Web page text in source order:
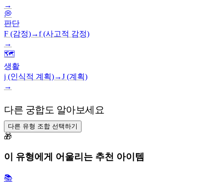
→
💭
판단
F (감정)→f (사고적 감정)
→
🗺️
생활
j (인식적 계획)→J (계획)
→
다른 궁합도 알아보세요
다른 유형 조합 선택하기
🎁
이 유형에게 어울리는 추천 아이템
📚